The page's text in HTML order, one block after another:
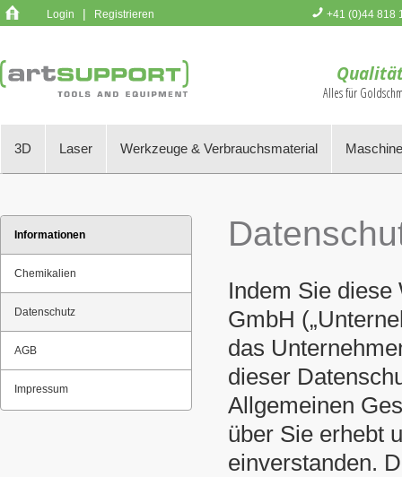
Login | Registrieren +41 (0)44 818
Alles für
3D Laser Werkzeuge & Verbrauchsmaterial
Informationen
Chemikalien
Datenschutz
AGB
Impressum
Indem Sie diese
GmbH
das
dieser
Allgemeinen
über Sie erhebt
einverstanden.